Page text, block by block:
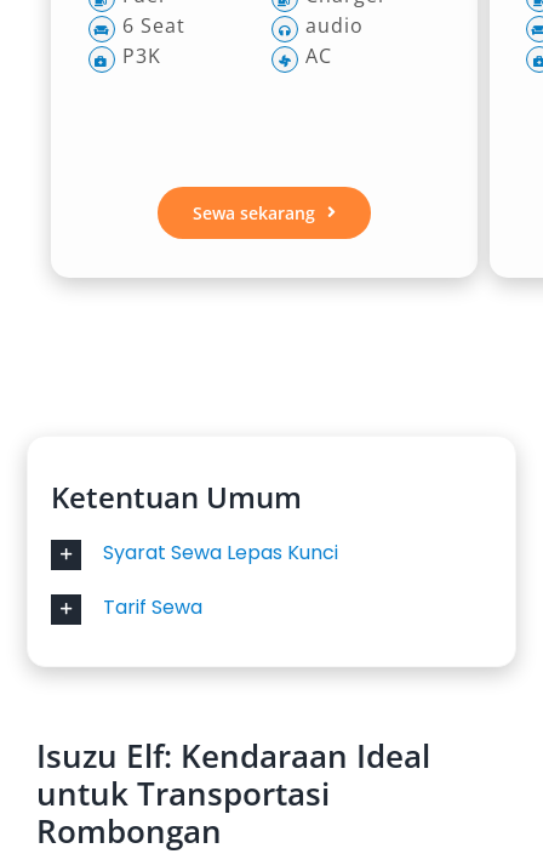
6 Seat
P3K
audio
AC
Sewa sekarang
Ketentuan Umum
Syarat Sewa Lepas Kunci
Tarif Sewa
Isuzu Elf: Kendaraan Ideal
untuk Transportasi
Rombongan